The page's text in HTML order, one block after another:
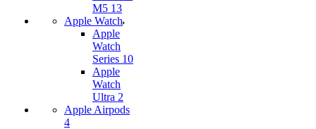
M5 13
Apple Watch
Apple
Watch
Series 10
Apple
Watch
Ultra 2
Apple Airpods
4